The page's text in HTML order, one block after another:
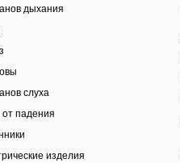
дыхания
слуха
падения
изделия